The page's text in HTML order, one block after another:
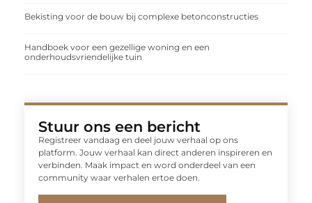
Bekisting voor de bouw bij complexe betonconstructies
Handboek voor een gezellige woning en een
onderhoudsvriendelijke tuin
Stuur ons een bericht
Registreer vandaag en deel jouw verhaal op ons
platform. Jouw verhaal kan direct anderen inspireren en
verbinden. Maak impact en word onderdeel van een
community waar verhalen ertoe doen.